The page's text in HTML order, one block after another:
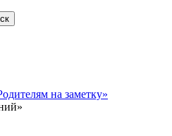
на заметку»